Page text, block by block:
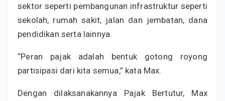
sektor seperti pembangunan infrastruktur seperti
sekolah, rumah sakit, jalan dan jembatan, dana
pendidikan serta lainnya.
“Peran pajak adalah bentuk gotong royong
partisipasi dari kita semua,” kata Max.
Dengan dilaksanakannya Pajak Bertutur, Max